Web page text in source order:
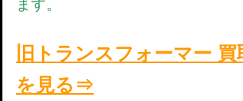
ます。
旧トランスフォーマー
を見る⇒